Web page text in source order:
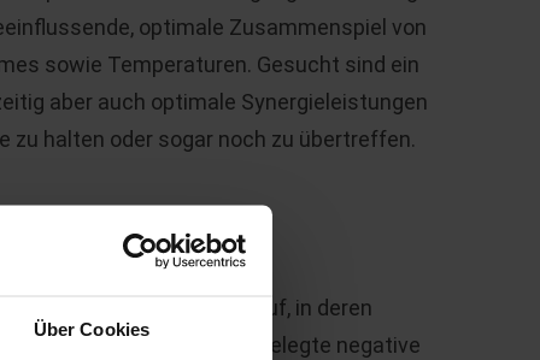
Über Cookies
optimale Zusammenspiel von
sowie Temperaturen. Gesucht sind ein
aber auch optimale Synergieleistungen
zu halten oder sogar noch zu übertreffen.
angeordnete Rohre auf, in deren
verläuft. Durch die angelegte negative